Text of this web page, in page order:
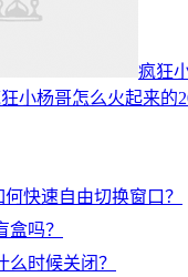
疯狂
小杨哥怎么火起来的
快速自由切换窗口？
盒吗？
么时候关闭？